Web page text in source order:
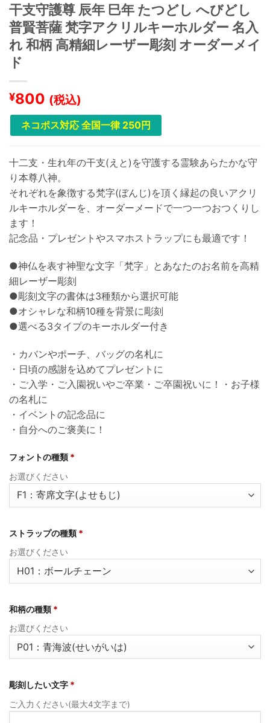
干支守護尊 辰年 巳年 たつどし へびどし
普賢菩薩 梵字アクリルキーホルダー 名入
れ 和柄 高精細レーザー彫刻 オーダーメイ
ド
¥800 (税込)
ネコポス対応 全国一律 250円
十二支・生れ年の干支(えと)を守護する霊験あらたかな守
り本尊八神。
それぞれを象徴する梵字(ぼんじ)を頂く縁起の良いアクリ
ルキーホルダーを、オーダーメードで一つ一つおつくりし
ます！
記念品・プレゼントやスマホストラップにも最適です！
●神仏を表す神聖な文字「梵字」とあなたのお名前を高精
細レーザー彫刻
●彫刻文字の書体は3種類から選択可能
●オシャレな和柄10種を背景に彫刻
●選べる3タイプのキーホルダー付き
・カバンやポーチ、バッグの名札に
・日頃の感謝を込めてプレゼントに
・ご入学・ご入園祝いやご卒業・ご卒園祝いに！・お子様
の名札に
・イベントの記念品に
・自分へのご褒美に！
フォントの種類 *
お選びください
ストラップの種類 *
お選びください
和柄の種類 *
お選びください
彫刻したい文字 *
ご入力ください(最大4文字まで)